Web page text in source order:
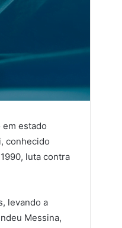
em estado
conhecido
luta contra
levando a
Messina,